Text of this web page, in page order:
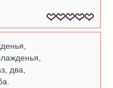
два,